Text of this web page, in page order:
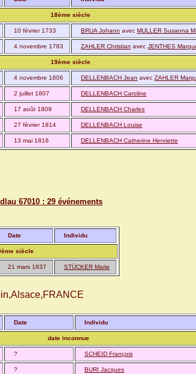
18ème siècle
10 février 1733 BRUA Johann avec MULLER Susanna
4 novembre 1783 ZAHLER Christian avec JENTHES
19ème siècle
4 novembre 1806 DELLENBACH Jean avec ZAHLER
2 juillet 1807 DELLENBACH Caroline
17 août 1809 DELLENBACH Charles
27 février 1814 DELLENBACH Louise
13 mai 1816 DELLENBACH Catherine Henriette
67010 : 29 événements
Date Individu
siècle
21 mars 1837 STÜCKER Marie
Date Individu
date inconnue
? SCHEID François
? BURI Jacques